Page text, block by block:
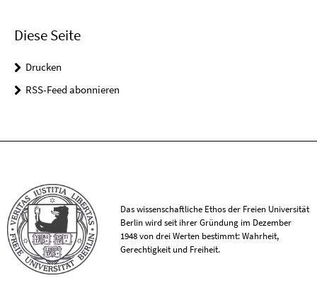
Diese Seite
Drucken
RSS-Feed abonnieren
Das wissenschaftliche Ethos der Freien Universität
Berlin wird seit ihrer Gründung im Dezember
1948 von drei Werten bestimmt: Wahrheit,
Gerechtigkeit und Freiheit.